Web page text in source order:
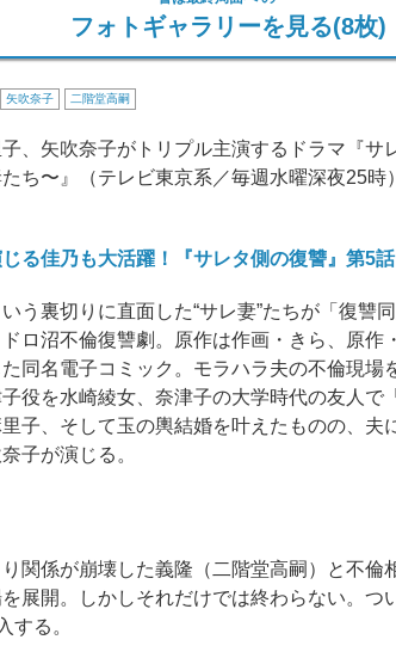
フォトギャラリーを見る(8枚)
矢吹奈子 二階堂高嗣
、矢吹奈子がトリプル主演するドラマ『サ
ち〜』（テレビ東京系／毎週水曜深夜25
じる佳乃も大活躍！『サレタ側の復讐』第5話
う裏切りに直面した“サレ妻”たちが「復讐
ロ沼不倫復讐劇。原作は作画・きら、原作
同名電子コミック。モラハラ夫の不倫現場
役を水崎綾女、奈津子の大学時代の友人で
子、そして玉の輿結婚を叶えたものの、夫
子が演じる。
関係が崩壊した義隆（二階堂高嗣）と不倫
展開。しかしそれだけでは終わらない。つ
する。